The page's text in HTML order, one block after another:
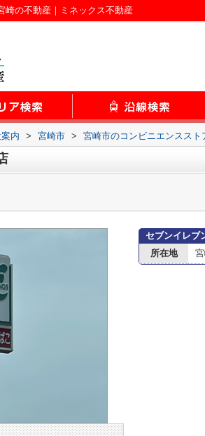
崎の不動産｜ミネックス不動産
内 > 宮崎市 > 宮崎市のコンビニエンススト
セブンイレブ
所在地